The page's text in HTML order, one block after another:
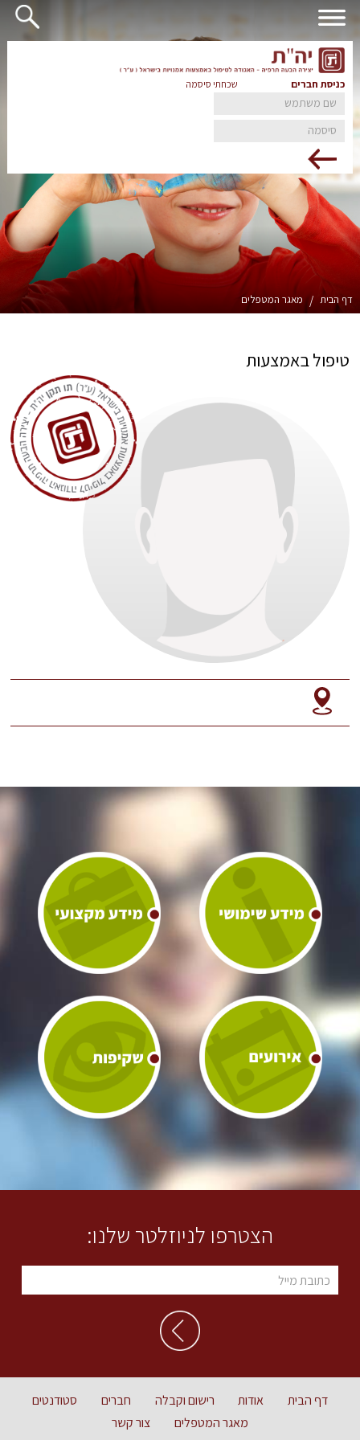
כניסת חברים שכחתי סיסמה
דף הבית / מאגר המטפלים
טיפול באמצעות
הצטרפו לניוזלטר שלנו:
דף הבית אודות רישום וקבלה חברים
סטודנטים
מאגר המטפלים
צור קשר